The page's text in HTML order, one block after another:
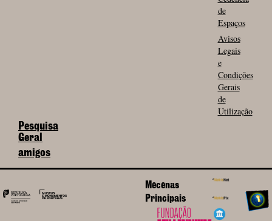
de
Espaços
Avisos
Legais
e
Condições
Gerais
de
Utilização
Pesquisa
Geral
amigos
Mecenas
Principais